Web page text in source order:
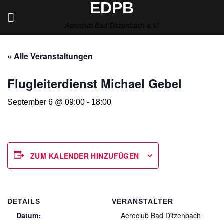
EDPB
Aeroclub Bad Ditzenbach e.V.
« Alle Veranstaltungen
Flugleiterdienst Michael Gebel
September 6 @ 09:00 - 18:00
ZUM KALENDER HINZUFÜGEN
DETAILS
Datum:
VERANSTALTER
Aeroclub Bad Ditzenbach